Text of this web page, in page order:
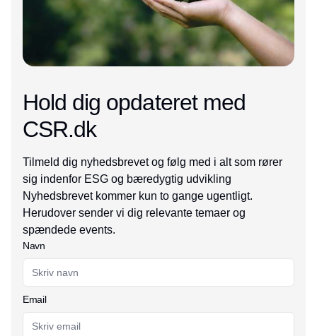
Hold dig opdateret med
CSR.dk
Tilmeld dig nyhedsbrevet og følg med i alt som rører
sig indenfor ESG og bæredygtig udvikling
Nyhedsbrevet kommer kun to gange ugentligt.
Herudover sender vi dig relevante temaer og
spændede events.
Navn
Email